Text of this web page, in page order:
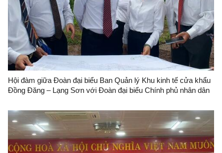
Hội đàm giữa Đoàn đại biểu Ban Quản lý Khu kinh tế cửa khẩu
Đồng Đăng – Lạng Sơn với Đoàn đại biểu Chính phủ nhân dân